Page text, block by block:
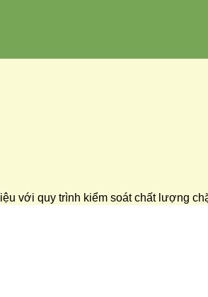
với quy trình kiểm soát chất lượng